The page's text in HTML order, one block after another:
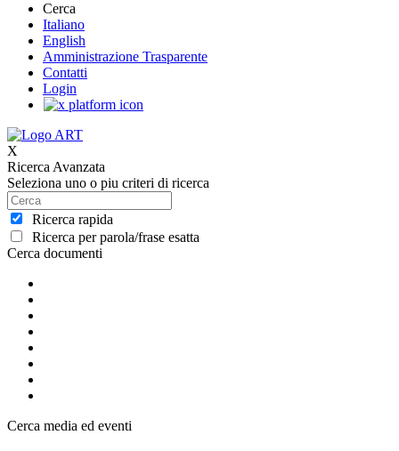
Cerca
Italiano
English
Amministrazione Trasparente
Contatti
Login
X
Ricerca Avanzata
Seleziona uno o piu criteri di ricerca
Ricerca rapida
Ricerca per parola/frase esatta
Cerca documenti
Cerca media ed eventi